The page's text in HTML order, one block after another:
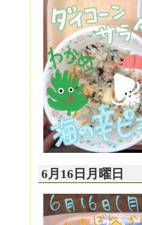
6月16日月曜日